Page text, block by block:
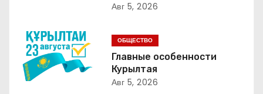
и
я
п
Авг 5, 2026
ОБЩЕСТВО
Главные особенности
Курылтая
Авг 5, 2026